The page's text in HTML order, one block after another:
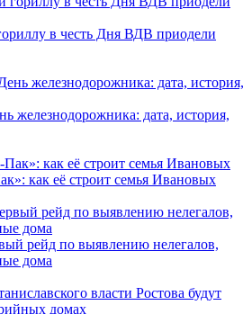
в честь Дня ВДВ приодели
железнодорожника: дата, история,
как её строит семья Ивановых
рейд по выявлению нелегалов,
дома